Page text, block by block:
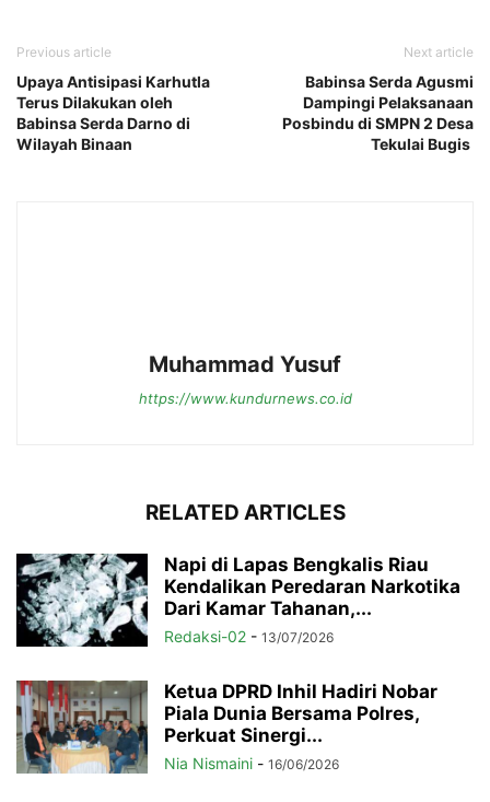
Previous article
Upaya Antisipasi Karhutla
Terus Dilakukan oleh
Babinsa Serda Darno di
Wilayah Binaan
Next article
Babinsa Serda Agusmi
Dampingi Pelaksanaan
Posbindu di SMPN 2 Desa
Tekulai Bugis
Muhammad Yusuf
https://www.kundurnews.co.id
RELATED ARTICLES
Napi di Lapas Bengkalis Riau
Kendalikan Peredaran Narkotika
Dari Kamar Tahanan,...
Redaksi-02 - 13/07/2026
Ketua DPRD Inhil Hadiri Nobar
Piala Dunia Bersama Polres,
Perkuat Sinergi...
Nia Nismaini - 16/06/2026